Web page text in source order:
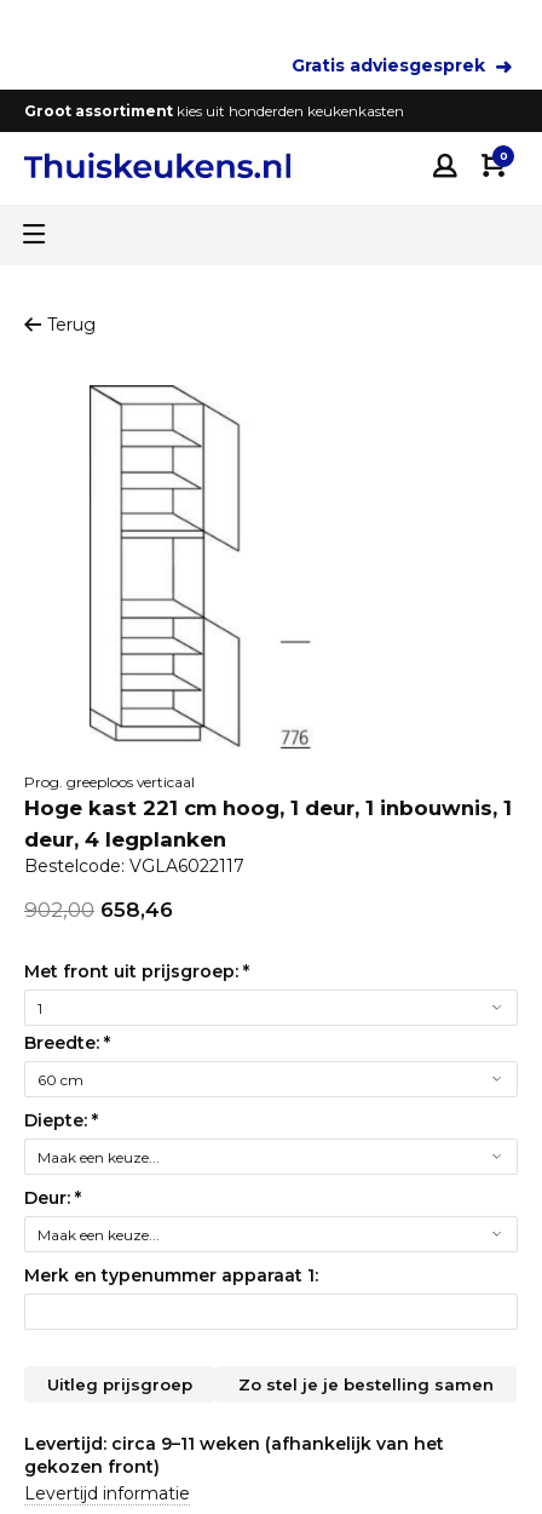
Gratis adviesgesprek
Groot assortiment kies uit honderden keukenkasten
0
Terug
Prog. greeploos verticaal
Hoge kast 221 cm hoog, 1 deur, 1 inbouwnis, 1
deur, 4 legplanken
Bestelcode: VGLA6022117
902,00 658,46
Met front uit prijsgroep: *
Breedte: *
Diepte: *
Deur: *
Merk en typenummer apparaat 1:
Uitleg prijsgroep Zo stel je je bestelling samen
Levertijd: circa 9–11 weken (afhankelijk van het
gekozen front)
Levertijd informatie